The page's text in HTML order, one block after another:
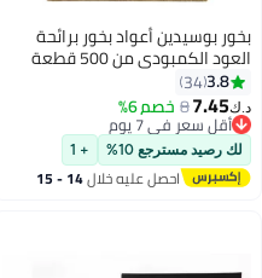
بوسيدين أعواد بخور برائحة
العود الكمبودي من 500 قطعة
3.8
34
7.45
8خصم 6%
سعر في 7 يوم
سعر في 7 يوم
مسترجع 10% + 1
احصل عليه خلال 14 - 15